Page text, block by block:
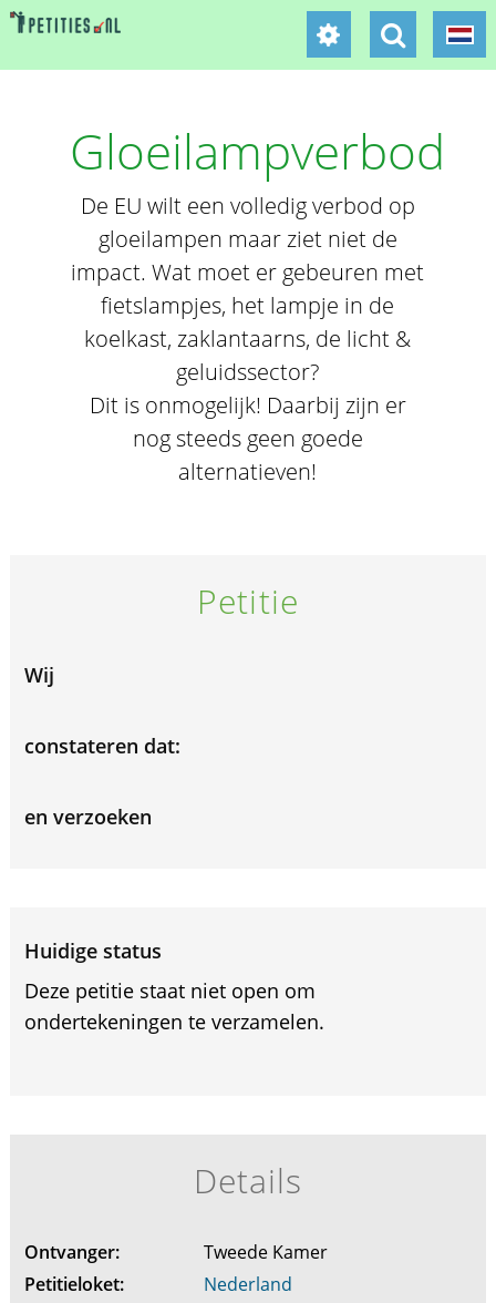
Gloeilampverbod
De EU wilt een volledig verbod op
gloeilampen maar ziet niet de
impact. Wat moet er gebeuren met
fietslampjes, het lampje in de
koelkast, zaklantaarns, de licht &
geluidssector?
Dit is onmogelijk! Daarbij zijn er
nog steeds geen goede
alternatieven!
Petitie
Wij
constateren dat:
en verzoeken
Huidige status
Deze petitie staat niet open om
ondertekeningen te verzamelen.
Details
Ontvanger:
Tweede Kamer
Petitieloket:
Nederland